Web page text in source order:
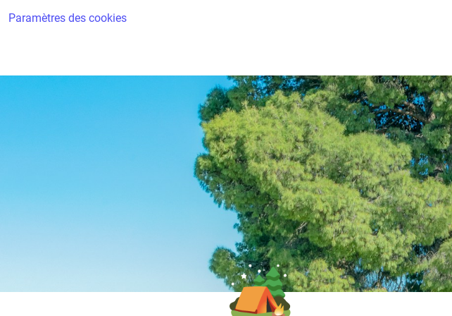
Paramètres des cookies
🏕️